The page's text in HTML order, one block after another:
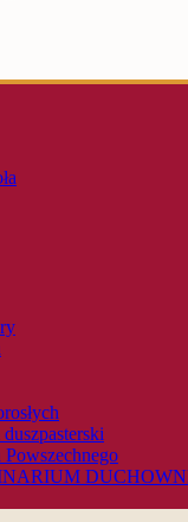
Powszechnego